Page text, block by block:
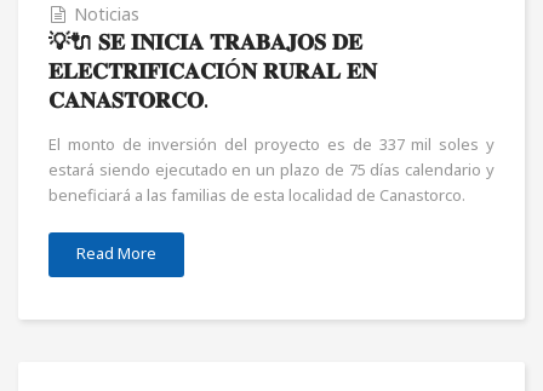
Noticias
💡🔌 𝐒𝐄 𝐈𝐍𝐈𝐂𝐈𝐀 𝐓𝐑𝐀𝐁𝐀𝐉𝐎𝐒 𝐃𝐄
𝐄𝐋𝐄𝐂𝐓𝐑𝐈𝐅𝐈𝐂𝐀𝐂𝐈Ó𝐍 𝐑𝐔𝐑𝐀𝐋 𝐄𝐍
𝐂𝐀𝐍𝐀𝐒𝐓𝐎𝐑𝐂𝐎.
El monto de inversión del proyecto es de 337 mil soles y
estará siendo ejecutado en un plazo de 75 días calendario y
beneficiará a las familias de esta localidad de Canastorco.
Read More